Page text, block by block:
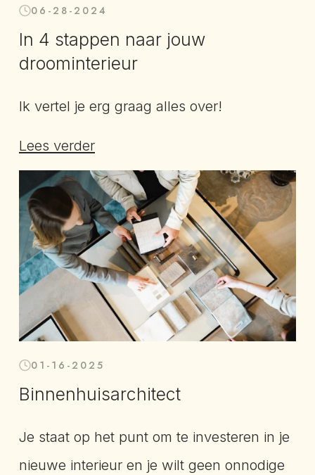
06-28-2024
In 4 stappen naar jouw
droominterieur
Ik vertel je erg graag alles over!
Lees verder
01-16-2025
Binnenhuisarchitect
Je staat op het punt om te investeren in je
nieuwe interieur en je wilt geen onnodige